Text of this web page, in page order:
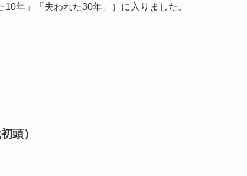
年」「失われた30年」）に入りました。
頭）